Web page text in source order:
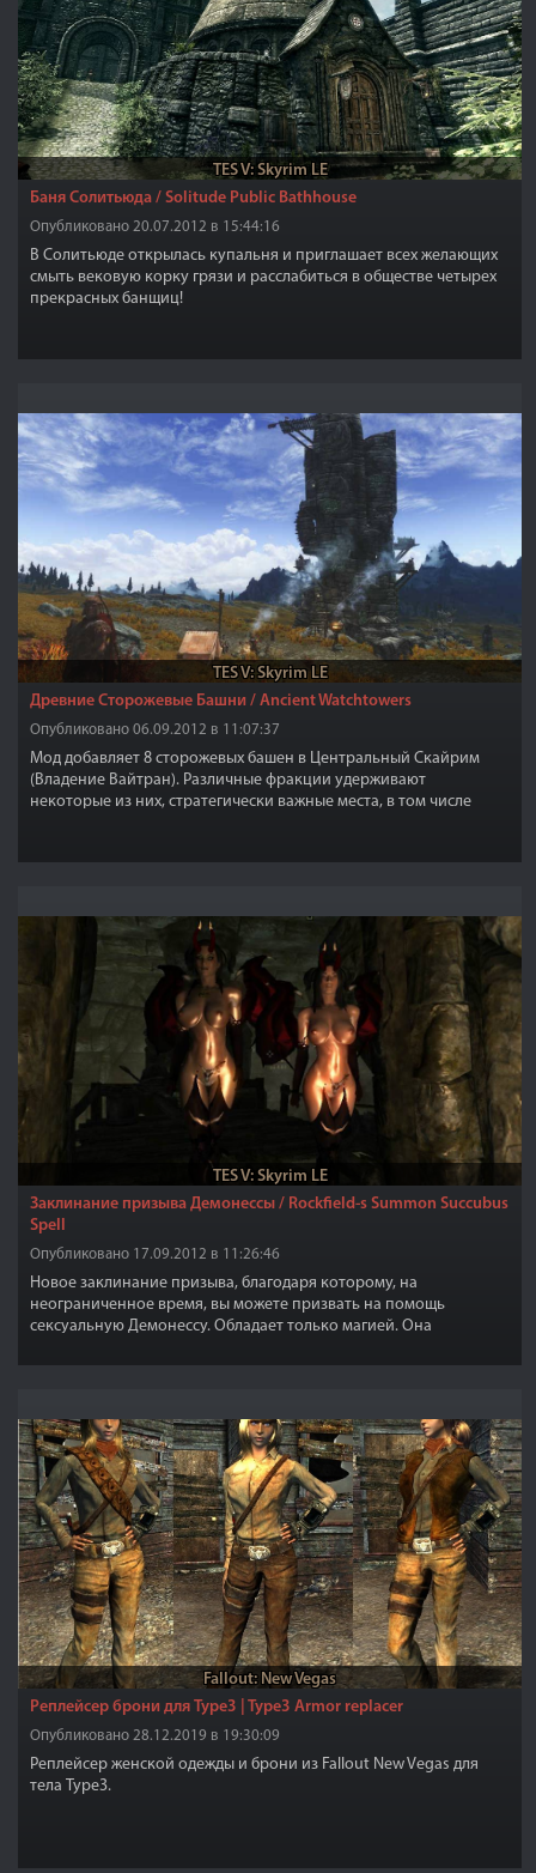
TES V: Skyrim LE
Баня Солитьюда / Solitude Public Bathhouse
Опубликовано 20.07.2012 в 15:44:16
В Солитьюде открылась купальня и приглашает всех желающих
смыть вековую корку грязи и расслабиться в обществе четырех
прекрасных банщиц!
TES V: Skyrim LE
Древние Сторожевые Башни / Ancient Watchtowers
Опубликовано 06.09.2012 в 11:07:37
Мод добавляет 8 сторожевых башен в Центральный Скайрим
(Владение Вайтран). Различные фракции удерживают
некоторые из них, стратегически важные места, в том числе
TES V: Skyrim LE
Заклинание призыва Демонессы / Rockfield-s Summon Succubus
Spell
Опубликовано 17.09.2012 в 11:26:46
Новое заклинание призыва, благодаря которому, на
неограниченное время, вы можете призвать на помощь
сексуальную Демонессу. Обладает только магией. Она
Fallout: New Vegas
Реплейсер брони для Type3 | Type3 Armor replacer
Опубликовано 28.12.2019 в 19:30:09
Реплейсер женской одежды и брони из Fallout New Vegas для
тела Type3.